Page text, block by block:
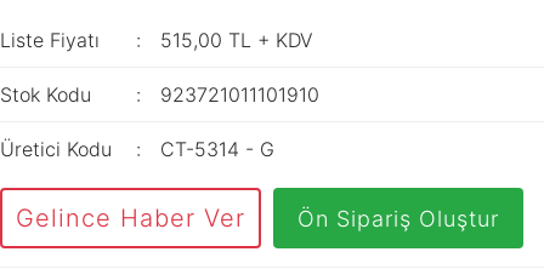
Liste Fiyatı 515,00 TL + KDV
Stok Kodu 923721011101910
Üretici Kodu CT-5314 - G
Gelince Haber Ver Ön Sipariş Oluştur